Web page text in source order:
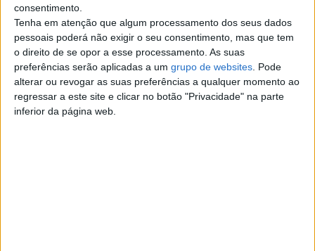
consentimento.
Tenha em atenção que algum processamento dos seus dados
pessoais poderá não exigir o seu consentimento, mas que tem
o direito de se opor a esse processamento. As suas
preferências serão aplicadas a um grupo de websites. Pode
alterar ou revogar as suas preferências a qualquer momento ao
regressar a este site e clicar no botão "Privacidade" na parte
inferior da página web.
Porto
Amadora
Vila Nova de Gaia
Braga